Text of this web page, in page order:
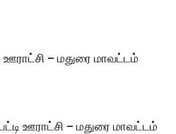
ஊராட்சி – மதுரை மாவட்டம்
ஊராட்சி – மதுரை மாவட்டம்